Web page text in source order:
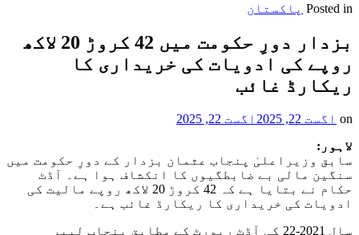
Posted in پاکستان
بزدار دورِ حکومت میں 42 کروڑ 20 لاکھ
روپے کی ادویات کی خریداری کا
ریکارڈ غائب
on اگست 22, 2025
اگست 22, 2025
لاہور:
سابق وزیراعلیٰ پنجاب عثمان بزدار کے دورِ حکومت میں
سنگین مالی بے ضابطگیوں کا انکشاف ہوا ہے۔ آڈٹ
حکام نے بتایا ہے کہ 42 کروڑ 20 لاکھ روپے مالیت کی
ادویات کی خریداری کا ریکارڈ غائب ہے۔
سال 2021-22 کی آڈٹ رپورٹ کے مطابق پنجاب لیبر